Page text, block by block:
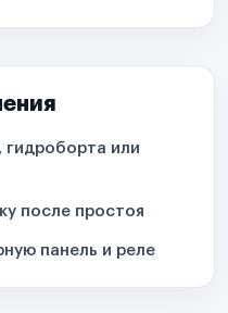
гидроборта или
после простоя
панель и реле